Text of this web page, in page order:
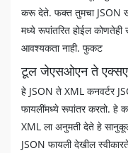
करू देते. फक्त तुमचा JSON
मध्ये रूपांतरित होईल कोणतेही
आवश्यकता नाही. फुकट
टूल जेएसओएन ते
हे JSON ते XML कनवर्टर
फायलींमध्ये रूपांतर करतो. हे
XML ला अनुमती देते हे
JSON फायली देखील